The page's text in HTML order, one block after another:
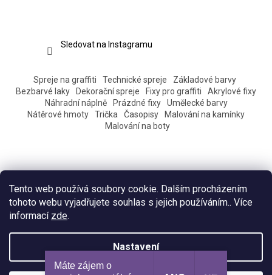
Tento web používá soubory cookie. Dalším procházením
tohoto webu vyjadřujete souhlas s jejich používáním.. Více
informací zde.
Nastavení
Sledovat na Instagramu
Spreje na graffiti Technické spreje
Základové barvy
Bezbarvé laky
Dekorační spreje Fixy pro graffiti
Akrylové fixy
Náhradní náplně
Prázdné fixy
Umělecké barvy
Nátěrové hmoty
Trička Časopisy
Malování na kamínky
Malování na boty
Máte zájem o